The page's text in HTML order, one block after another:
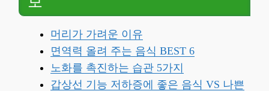
머리가 가려운 이유
면역력 올려 주는 음식 BEST 6
노화를 촉진하는 습관 5가지
갑상선 기능 저하증에 좋은 음식 VS 나쁜